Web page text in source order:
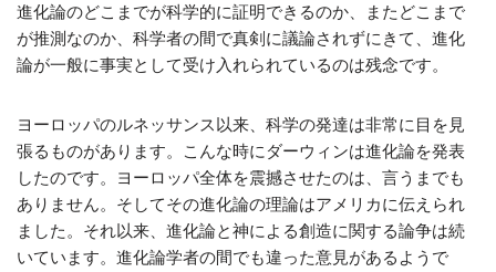
進化論のどこまでが科学的に証明できるのか、またどこまで
が推測なのか、科学者の間で真剣に議論されずにきて、進化
論が一般に事実として受け入れられているのは残念です。
ヨーロッパのルネッサンス以来、科学の発達は非常に目を見
張るものがあります。こんな時にダーウィンは進化論を発表
したのです。ヨーロッパ全体を震撼させたのは、言うまでも
ありません。そしてその進化論の理論はアメリカに伝えられ
ました。それ以来、進化論と神による創造に関する論争は続
いています。進化論学者の間でも違った意見があるようで